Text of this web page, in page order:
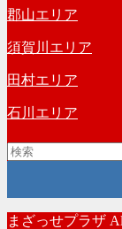
郡山エリア
須賀川エリア
田村エリア
石川エリア
まざっせプラザ